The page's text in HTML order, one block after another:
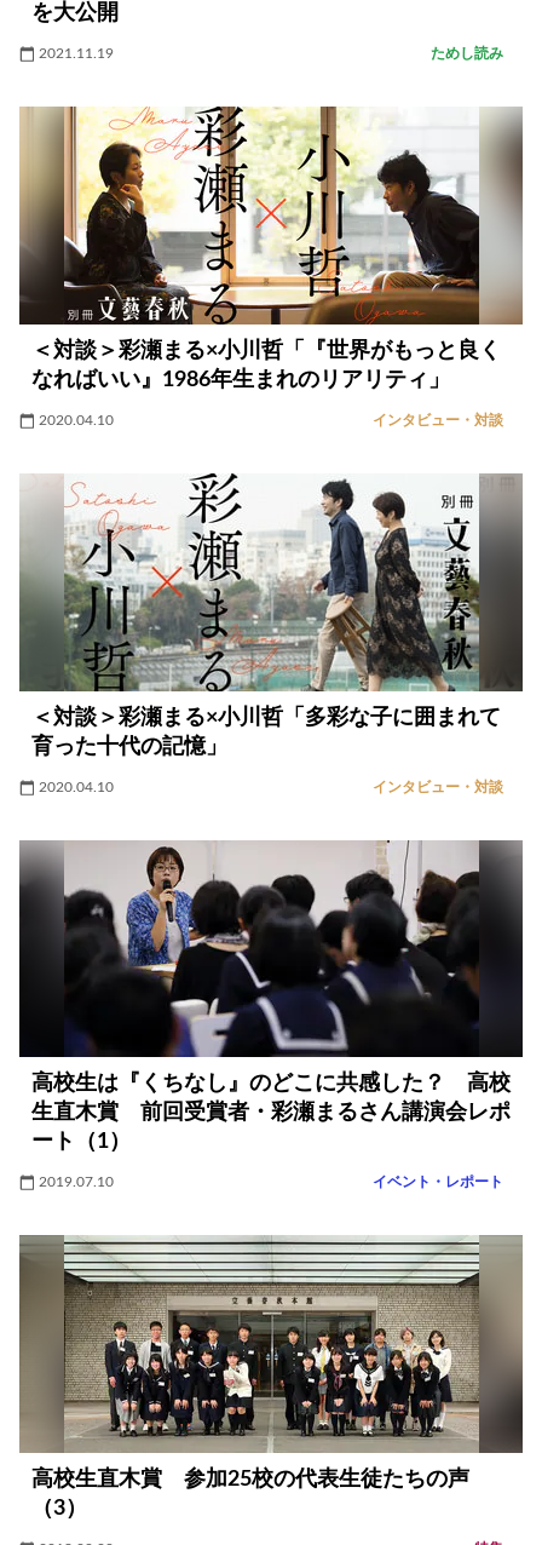
を大公開
2021.11.19 ためし読み
＜対談＞彩瀬まる×小川哲「『世界がもっと良く
なればいい』1986年生まれのリアリティ」
2020.04.10 インタビュー・対談
＜対談＞彩瀬まる×小川哲「多彩な子に囲まれて
育った十代の記憶」
2020.04.10 インタビュー・対談
高校生は『くちなし』のどこに共感した？ 高校
生直木賞 前回受賞者・彩瀬まるさん講演会レポ
ート（1）
2019.07.10 イベント・レポート
高校生直木賞 参加25校の代表生徒たちの声
（3）